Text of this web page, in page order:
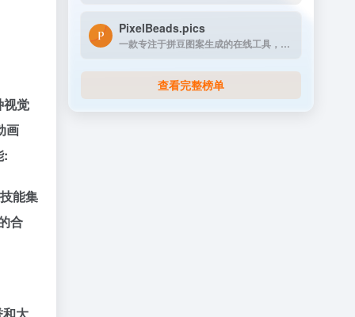
视觉
画
:
能集
合
PixelBeads.pics
一款专注于拼豆图案生成的在线工具，用户只需上传任意照片或图片，即可一键将其像素化为可打印的拼豆图稿。
查看完整榜单